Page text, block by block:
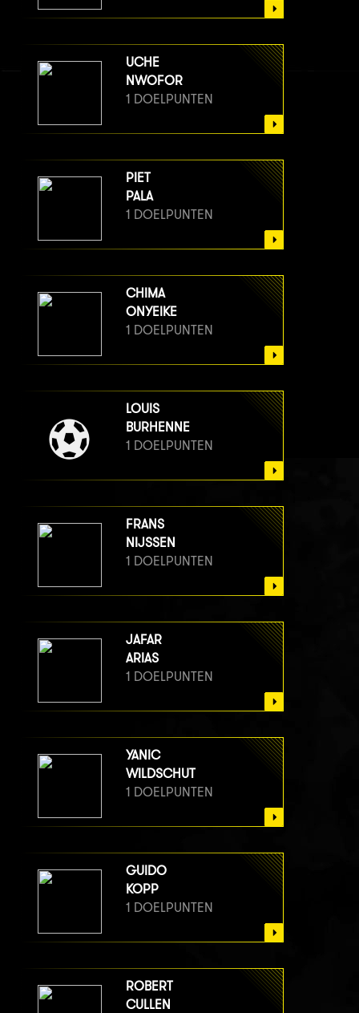
UCHE
NWOFOR
1 DOELPUNTEN
PIET
PALA
1 DOELPUNTEN
CHIMA
ONYEIKE
1 DOELPUNTEN
LOUIS
BURHENNE
1 DOELPUNTEN
FRANS
NIJSSEN
1 DOELPUNTEN
JAFAR
ARIAS
1 DOELPUNTEN
YANIC
WILDSCHUT
1 DOELPUNTEN
GUIDO
KOPP
1 DOELPUNTEN
ROBERT
CULLEN